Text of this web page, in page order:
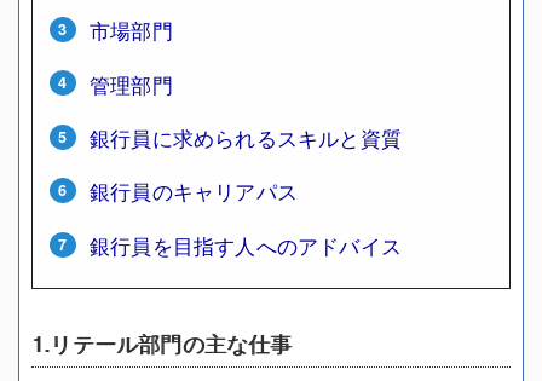
市場部門
管理部門
銀行員に求められるスキルと資質
銀行員のキャリアパス
銀行員を目指す人へのアドバイス
1.リテール部門の主な仕事